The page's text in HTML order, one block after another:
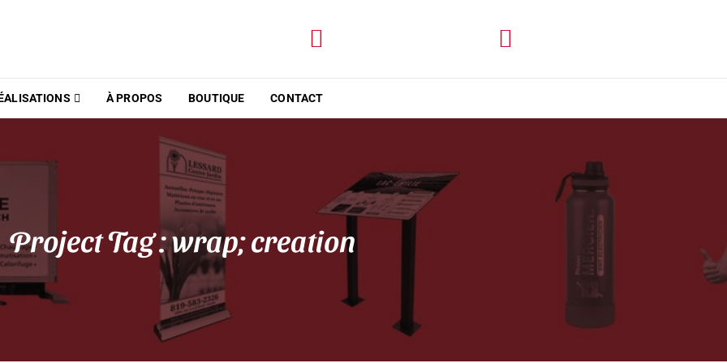
À PROPOS BOUTIQUE CONTACT
Project Tag :wrap; creation